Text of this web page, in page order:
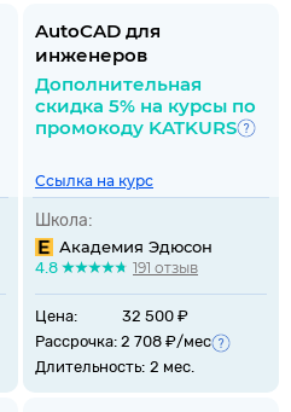
AutoCAD для
инженеров
Дополнительная
скидка 5% на курсы по
промокоду KATKURS
Ссылка на курс
Школа:
Академия Эдюсон
4.8 191 отзыв
Цена:
32 500 ₽
Рассрочка: 2 708 ₽/мес
Длительность: 2 мес.